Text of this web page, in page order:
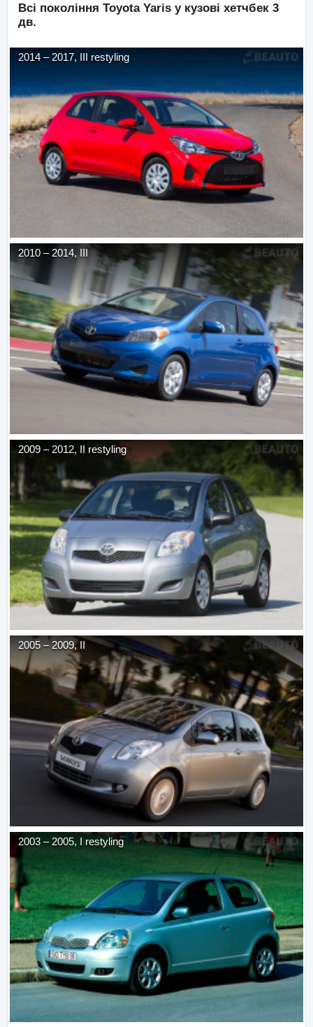
Всі покоління Toyota Yaris у кузові хетчбек 3
дв.
2014 – 2017, III restyling
2010 – 2014, III
2009 – 2012, II restyling
2005 –2009, II
2003 – 2005, I restyling